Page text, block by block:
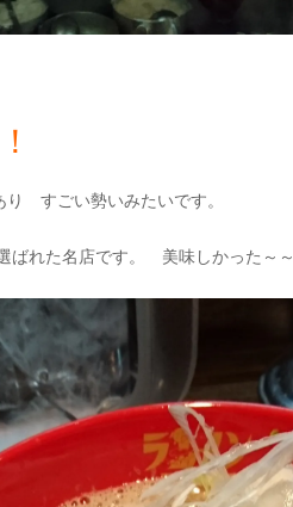
り すごい勢いみたいです。
ばれた名店です。 美味しかった～～